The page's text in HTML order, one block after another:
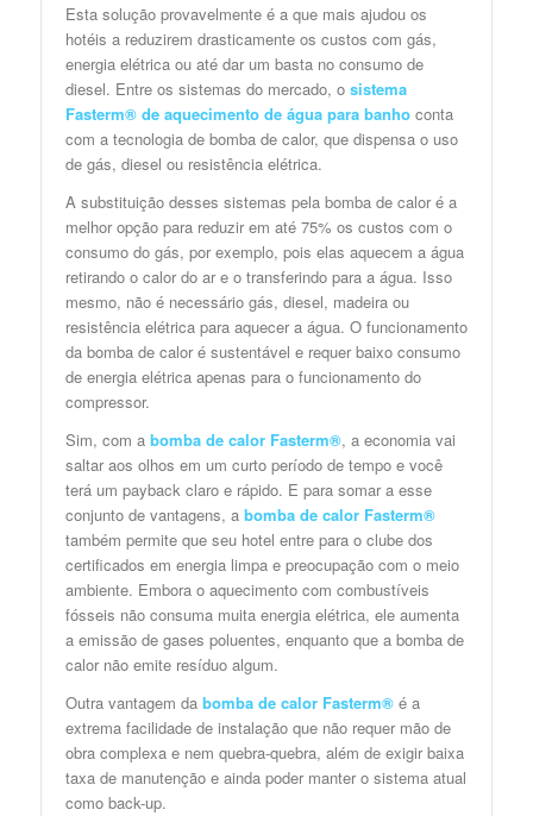
Esta solução provavelmente é a que mais ajudou os
hotéis a reduzirem drasticamente os custos com gás,
energia elétrica ou até dar um basta no consumo de
diesel. Entre os sistemas do mercado, o sistema
Fasterm® de aquecimento de água para banhoconta
com a tecnologia de bomba de calor, que dispensa o uso
de gás, diesel ou resistência elétrica.
A substituição desses sistemas pela bomba de calor é a
melhor opção para reduzir em até 75% os custos com o
consumo do gás, por exemplo, pois elas aquecem a água
retirando o calor do ar e o transferindo para a água. Isso
mesmo, não é necessário gás, diesel, madeira ou
resistência elétrica para aquecer a água. O funcionamento
da bomba de calor é sustentável e requer baixo consumo
de energia elétrica apenas para o funcionamento do
compressor.
Sim, com a bomba de calor Fasterm®, a economia vai
saltar aos olhos em um curto período de tempo e você
terá um payback claro e rápido. E para somar a esse
conjunto de vantagens, a bomba de calor Fasterm®
também permite que seu hotel entre para o clube dos
certificados em energia limpa e preocupação com o meio
ambiente. Embora o aquecimento com combustíveis
fósseis não consuma muita energia elétrica, ele aumenta
a emissão de gases poluentes, enquanto que a bomba de
calor não emite resíduo algum.
Outra vantagem da bomba de calor Fasterm®é a
extrema facilidade de instalação que não requer mão de
obra complexa e nem quebra-quebra, além de exigir baixa
taxa de manutenção e ainda poder manter o sistema atual
como back-up.